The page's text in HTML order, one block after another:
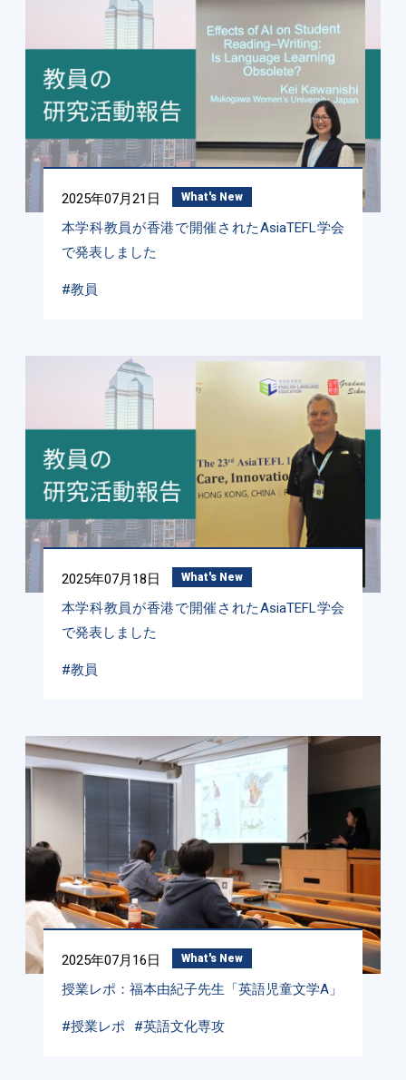
2025年07月21日 What's New
本学科教員が香港で開催されたAsiaTEFL学会
で発表しました
#教員
2025年07月18日 What's New
本学科教員が香港で開催されたAsiaTEFL学会
で発表しました
#教員
2025年07月16日 What's New
授業レポ：福本由紀子先生「英語児童文学A」
#授業レポ #英語文化専攻